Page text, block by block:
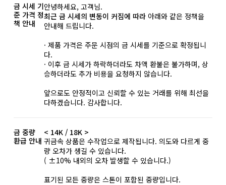
금 시세 기
준 가격 정
책 안내
안녕하세요, 고객님.
최근 금 시세의 변동이 커짐에 따라아래와 같은 정책을
안내해 드립니다.
· 제품 가격은 주문 시점의 금 시세를 기준으로 확정됩니
다.
· 이후 금 시세가 하락하더라도 차액 환불은 불가하며, 상
승하더라도 추가 비용을 요청하지 않습니다.
앞으로도 안정적이고 신뢰할 수 있는 거래를 위해 최선을
다하겠습니다. 감사합니다.
금 중량
환급 안내
< 14K / 18K >
귀금속 상품은 수작업으로 제작됩니다. 의도와 다르게 중
량 오차가 생길 수 있습니다.
( ±10% 내외의 오차 발생할 수 있습니다.)
표기된 모든 중량은 스톤이 포함된 중량입니다.